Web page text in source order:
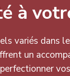
à
variés
un